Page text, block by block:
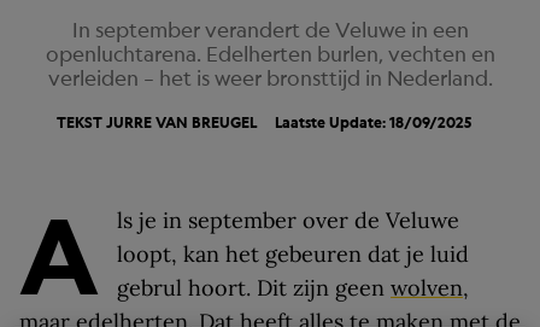
In september verandert de Veluwe in een
openluchtarena. Edelherten burlen, vechten en
verleiden – het is weer bronsttijd in Nederland.
TEKSTJURRE VAN BREUGEL Laatste Update: 18/09/2025
A
ls je in september over de Veluwe
loopt, kan het gebeuren dat je luid
gebrul hoort. Dit zijn geen wolven,